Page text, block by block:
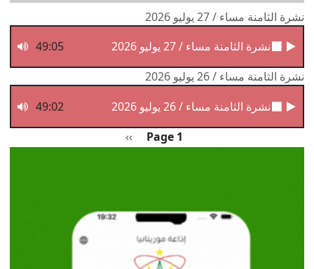
نشرة الثامنة مساء / 27 يوليو 2026
نشرة الثامنة مساء / 27 يوليو 2026
49:05
نشرة الثامنة مساء / 26 يوليو 2026
نشرة الثامنة مساء / 26 يوليو 2026
49:02
Page 1 الصفحة التالية
››